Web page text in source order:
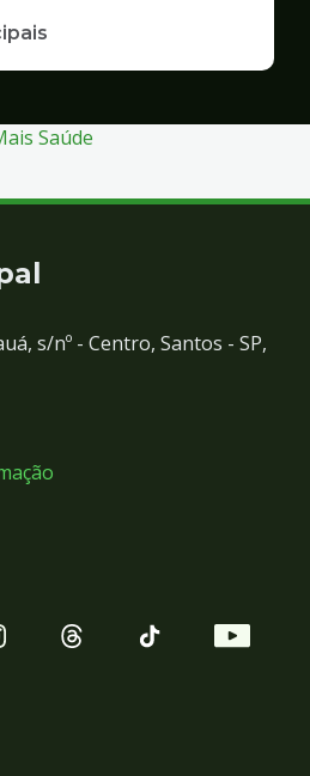
Saúde
s/nº - Centro, Santos - SP,